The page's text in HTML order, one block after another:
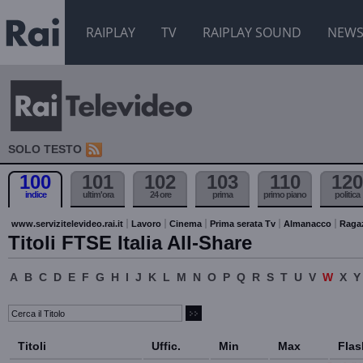
RAIPLAY TV RAIPLAY SOUND NEWS
SOLO TESTO
100
indice
101
ultim'ora
102
24 ore
103
prima
110
primo piano
120
politica
www.servizitelevideo.rai.it Lavoro Cinema Prima serata Tv Almanacco
Titoli FTSE Italia All-Share
A B C D E F G H I J K L M N O P Q R S T U V W X Y
Titoli Uffic. Min Max